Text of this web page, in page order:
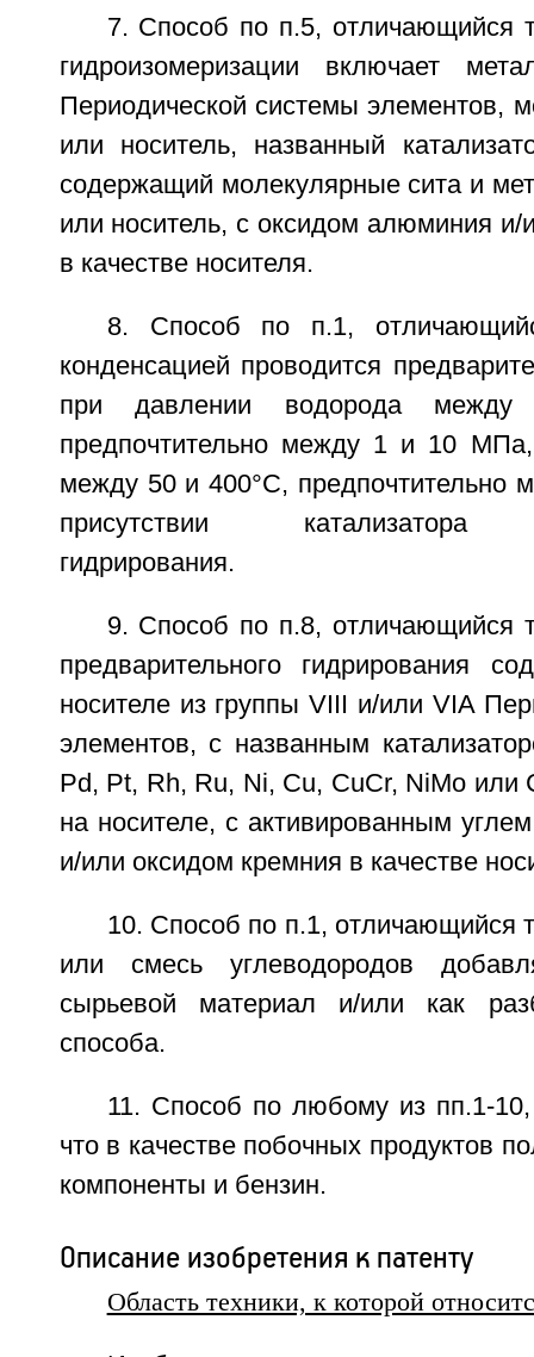
7. Способ по п.5, отличающийся
гидроизомеризации включает
Периодической системы элементов,
или носитель, названный
содержащий молекулярные сита и
или носитель, с оксидом алюминия и/
в качестве носителя.
8. Способ по п.1,
конденсацией проводится
при давлении водорода
предпочтительно между 1 и 10
между 50 и 400°С, предпочтительно
присутствии катализатора
гидрирования.
9. Способ по п.8, отличающийся
предварительного гидрирования
носителе из группы VIII и/или VIA
элементов, с названным
Pd, Pt, Rh, Ru, Ni, Cu, CuCr, NiMo или
на носителе, с активированным
и/или оксидом кремния в качестве
10. Способ по п.1, отличающийся
или смесь углеводородов
сырьевой материал и/или как
способа.
11. Способ по любому из пп.1-
что в качестве побочных продуктов
компоненты и бензин.
Описание изобретения к патенту
Область техники, к которой